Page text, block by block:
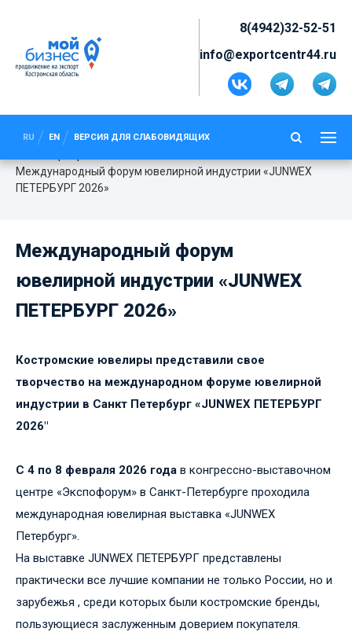
8(4942)32-52-51
info@exportcentr44.ru
RU EN ВЕРСИЯ ДЛЯ СЛАБОВИДЯЩИХ
МЕЖДУНАРОДНЫЙ ФОРУМ
ЮВЕЛИРНОЙ ИНДУСТРИИ
«JUNWEX ПЕТЕРБУРГ 2026»
Международный форум ювелирной индустрии «JUNWEX
ПЕТЕРБУРГ 2026»
Международный форум
ювелирной индустрии «JUNWEX
ПЕТЕРБУРГ 2026»
Костромские ювелиры представили свое
творчество на международном форуме ювелирной
индустрии в Санкт Петербург «JUNWEX ПЕТЕРБУРГ
2026"
С 4 по 8 февраля 2026 года в конгрессно-выставочном
центре «Экспофорум» в Санкт-Петербурге проходила
международная ювелирная выставка «JUNWEX
Петербург».
На выставке JUNWEХ ПЕТЕРБУРГ представлены
практически все лучшие компании не только России, но и
зарубежья , среди которых были костромские бренды,
пользующиеся заслуженным доверием покупателя.